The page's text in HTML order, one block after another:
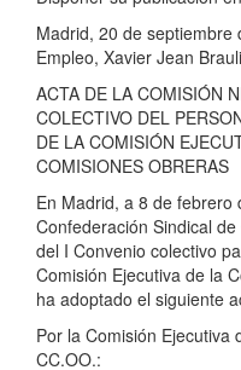
Madrid, 20 de
Empleo, Xavier Jean
ACTA DE LA COMISIÓN
COLECTIVO DEL
DE LA COMISIÓN
COMISIONES OBRERAS
En Madrid, a 8 de
Confederación Sindical
del I Convenio colectivo
Comisión Ejecutiva de la
ha adoptado el siguiente
Por la Comisión Ejecutiva
CC.OO.: